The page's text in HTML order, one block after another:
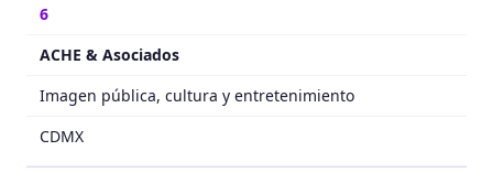
6
ACHE & Asociados
Imagen pública, cultura y entretenimiento
CDMX